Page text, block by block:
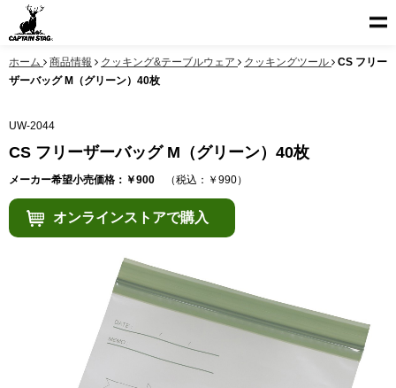
ホーム 商品情報 クッキング&テーブルウェア クッキングツール
CS フリー
ザーバッグ M（グリーン）40枚
UW-2044
CS フリーザーバッグ M（グリーン）40枚
メーカー希望小売価格：￥900 （税込：￥990）
オンラインストアで購入